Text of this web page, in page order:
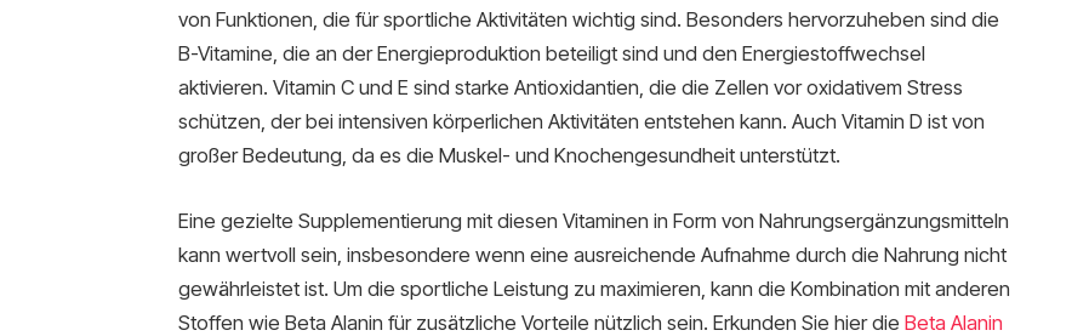
von Funktionen, die für sportliche Aktivitäten wichtig sind. Besonders hervorzuheben sind die
B-Vitamine, die an der Energieproduktion beteiligt sind und den Energiestoffwechsel
aktivieren. Vitamin C und E sind starke Antioxidantien, die die Zellen vor oxidativem Stress
schützen, der bei intensiven körperlichen Aktivitäten entstehen kann. Auch Vitamin D ist von
großer Bedeutung, da es die Muskel- und Knochengesundheit unterstützt.
Eine gezielte Supplementierung mit diesen Vitaminen in Form von Nahrungsergänzungsmitteln
kann wertvoll sein, insbesondere wenn eine ausreichende Aufnahme durch die Nahrung nicht
gewährleistet ist. Um die sportliche Leistung zu maximieren, kann die Kombination mit anderen
Stoffen wie Beta Alanin für zusätzliche Vorteile nützlich sein. Erkunden Sie hier die Beta Alanin